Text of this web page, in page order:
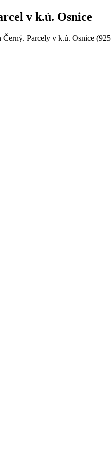
v k.ú. Osnice
Parcely v k.ú. Osnice